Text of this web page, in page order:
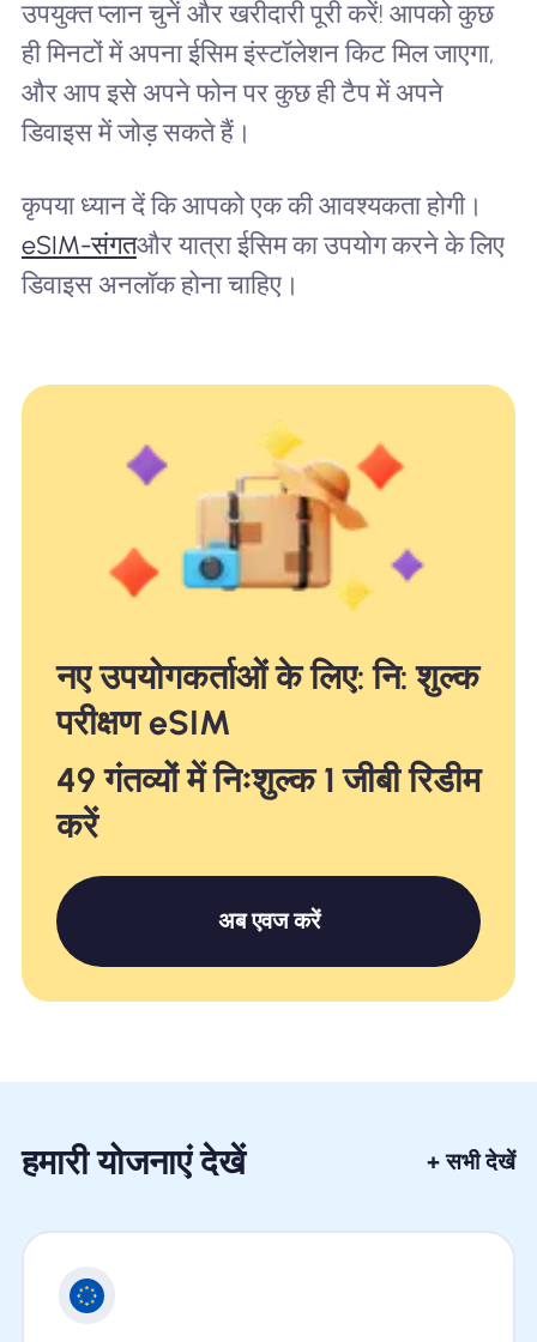
उपयुक्त प्लान चुनें और खरीदारी पूरी करें! आपको कुछ
ही मिनटों में अपना ईसिम इंस्टॉलेशन किट मिल जाएगा,
और आप इसे अपने फोन पर कुछ ही टैप में अपने
डिवाइस में जोड़ सकते हैं।
कृपया ध्यान दें कि आपको एक की आवश्यकता होगी।
eSIM-संगतऔर यात्रा ईसिम का उपयोग करने के लिए
डिवाइस अनलॉक होना चाहिए।
नए उपयोगकर्ताओं के लिए: नि: शुल्क
परीक्षण eSIM
49 गंतव्यों में निःशुल्क 1 जीबी रिडीम
करें
अब एवज करें
हमारी योजनाएं देखें + सभी देखें